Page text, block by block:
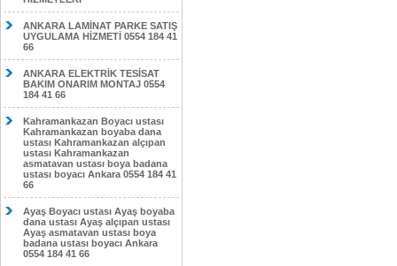
ANKARA LAMİNAT PARKE SATIŞ
UYGULAMA HİZMETİ 0554 184 41
66
ANKARA ELEKTRİK TESİSAT
BAKIM ONARIM MONTAJ 0554
184 41 66
Kahramankazan Boyacı ustası
Kahramankazan boyaba dana
ustası Kahramankazan alçıpan
ustası Kahramankazan
asmatavan ustası boya badana
ustası boyacı Ankara 0554 184 41
66
Ayaş Boyacı ustası Ayaş boyaba
dana ustası Ayaş alçıpan ustası
Ayaş asmatavan ustası boya
badana ustası boyacı Ankara
0554 184 41 66